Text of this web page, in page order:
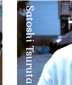
Satoshi Tsuruta